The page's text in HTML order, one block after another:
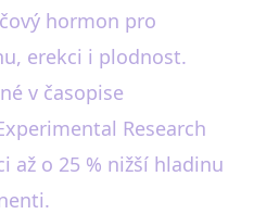
hormon pro
erekci i plodnost.
v časopise
Research
o 25 % nižší hladinu